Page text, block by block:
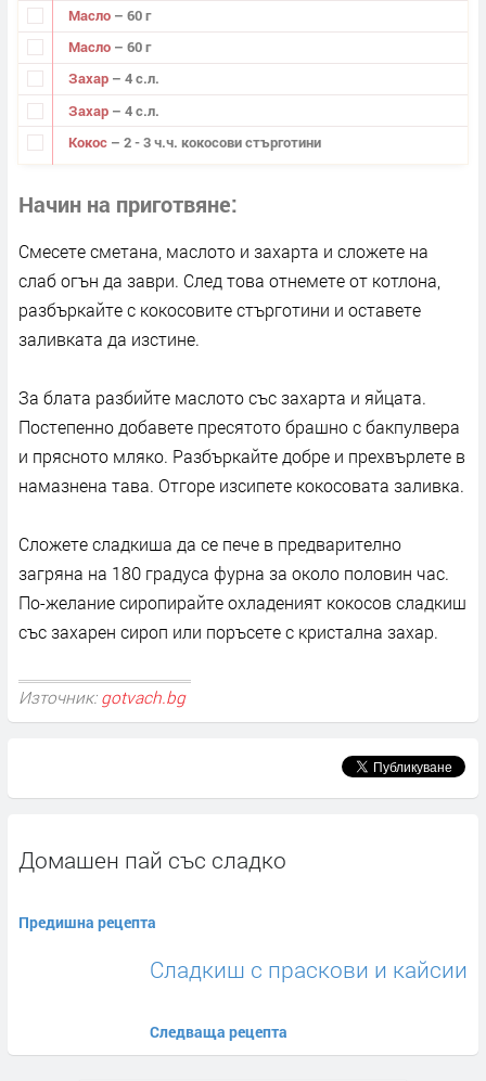
Масло – 60 г
Масло – 60 г
Захар – 4 с.л.
Захар – 4 с.л.
Кокос – 2 - 3 ч.ч. кокосови стърготини
Начин на приготвяне
Смесете сметана, маслото и захарта и сложете на
слаб огън да заври. След това отнемете от котлона,
разбъркайте с кокосовите стърготини и оставете
заливката да изстине.
За блата разбийте маслото със захарта и яйцата.
Постепенно добавете пресятото брашно с бакпулвера
и прясното мляко. Разбъркайте добре и прехвърлете в
намазнена тава. Отгоре изсипете кокосовата заливка.
Сложете сладкиша да се пече в предварително
загряна на 180 градуса фурна за около половин час.
По-желание сиропирайте охладеният кокосов сладкиш
със захарен сироп или поръсете с кристална захар.
Източник: gotvach.bg
Домашен пай със сладко
Предишна рецепта
Сладкиш с праскови и кайсии
Следваща рецепта